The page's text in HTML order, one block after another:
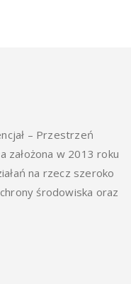
– Przestrzeń
założona w 2013 roku
na rzecz szeroko
środowiska oraz